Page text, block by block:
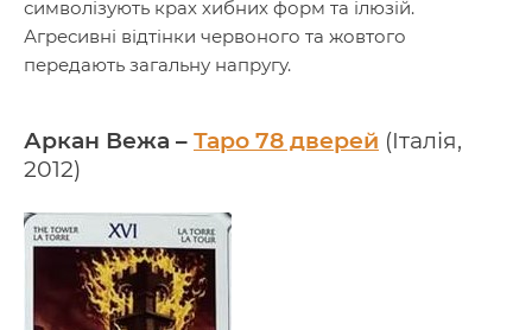
символізують крах хибних форм та ілюзій.
Агресивні відтінки червоного та жовтого
передають загальну напругу.
Аркан Вежа – Таро 78 дверей (Італія,
2012)